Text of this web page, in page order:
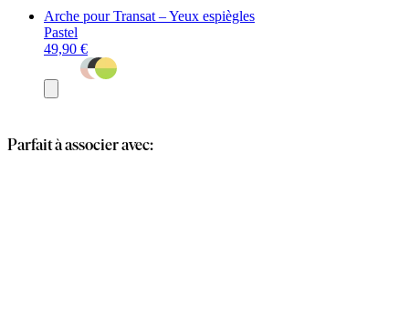
Arche pour Transat – Yeux espiègles
Pastel
49,90 €
au
Parfait à associer avec: